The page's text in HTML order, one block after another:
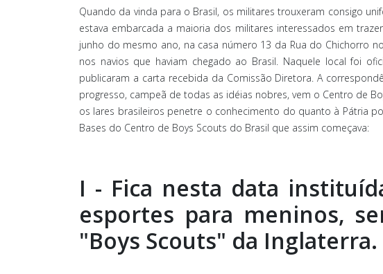
Quando da vinda para o Brasil, os militares trouxeram consigo
estava embarcada a maioria dos militares interessados em
junho do mesmo ano, na casa número 13 da Rua do Chichorro
nos navios que haviam chegado ao Brasil. Naquele local foi
publicaram a carta recebida da Comissão Diretora. A
progresso, campeã de todas as idéias nobres, vem o Centro de
os lares brasileiros penetre o conhecimento do quanto à Pátria
Bases do Centro de Boys Scouts do Brasil que assim começava:
I - Fica nesta data
esportes para meninos,
"Boys Scouts" da Inglaterra.